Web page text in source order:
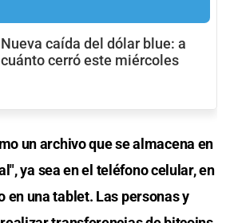
Nueva caída del dólar blue: a
cuánto cerró este miércoles
un archivo que se almacena en
ya sea en el teléfono celular, en
en una tablet. Las personas y